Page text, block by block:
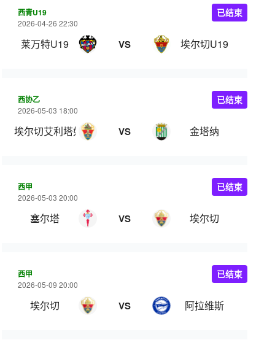
西青U19
2026-04-26 22:30
莱万特U19 VS 埃尔切U19
已结束
西协乙
2026-05-03 18:00
埃尔切艾利塔奴 VS 金塔纳
已结束
西甲
2026-05-03 20:00
塞尔塔 VS 埃尔切
已结束
西甲
2026-05-09 20:00
埃尔切 VS 阿拉维斯
已结束